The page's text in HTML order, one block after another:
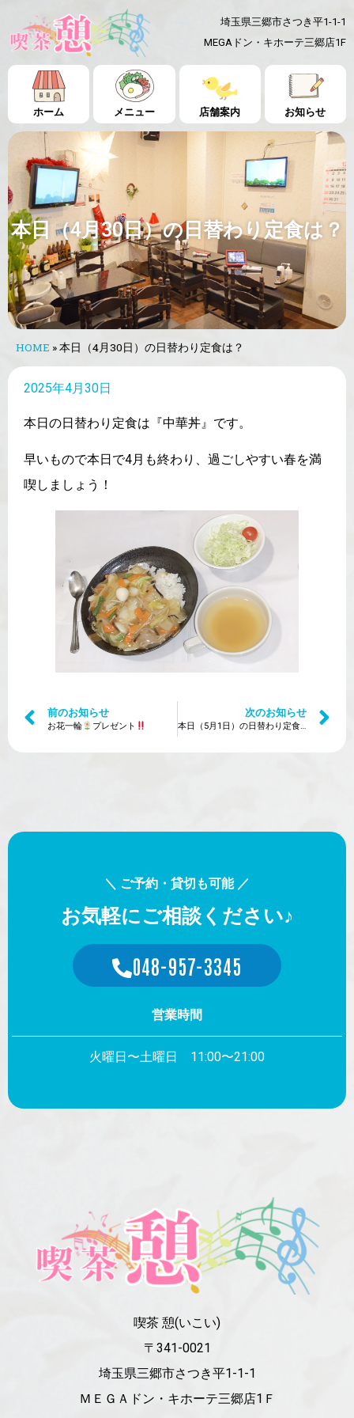
埼玉県三郷市さつき平1-1-1
MEGAドン・キホーテ三郷店1F
ホーム メニュー 店舗案内 お知らせ
本日（4月30日）の日替わり定食は？
HOME »本日（4月30日）の日替わり定食は？
2025年4月30日
本日の日替わり定食は『中華丼』です。
早いもので本日で4月も終わり、過ごしやすい春を満
喫しましょう！
前のお知らせ
お花一輪 プレゼント
次のお知らせ
本日（5月1日）の日替わり定食は？
＼ ご予約・貸切も可能 ／
お気軽にご相談ください♪
048-957-3345
営業時間
火曜日〜土曜日 11:00〜21:00
喫茶 憩(いこい)
〒341-0021
埼玉県三郷市さつき平1-1-1
ＭＥＧＡドン・キホーテ三郷店1Ｆ